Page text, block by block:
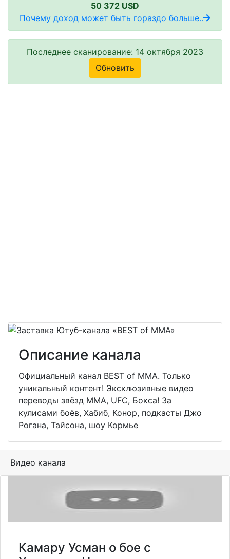
50 372 USD
Почему доход может быть гораздо больше..
Последнее сканирование: 14 октября 2023
Обновить
Описание канала
Официальный канал BEST of MMA. Только
уникальный контент! Эксклюзивные видео
переводы звёзд MMA, UFC, Бокса! За
кулисами боёв, Хабиб, Конор, подкасты Джо
Рогана, Тайсона, шоу Кормье
Видео канала
Камару Усман о бое с